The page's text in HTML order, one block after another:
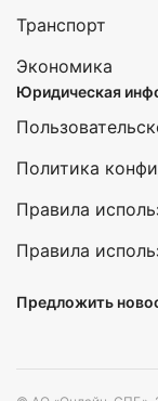
Транспорт
Экономика
Юридическая
Политика
Правила
Правила
Предложить